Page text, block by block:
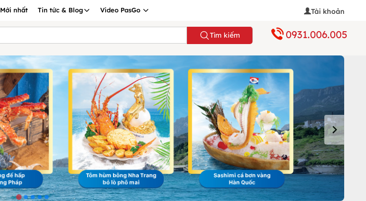
Mới nhất Tin tức & Blog Video PasGo Tài khoản
Tìm kiếm 0931.006.005